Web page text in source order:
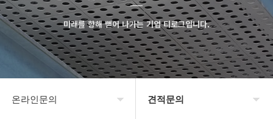
미래를 향해 뻗어 나가는 기업 티로그입니다.
온라인문의 견적문의